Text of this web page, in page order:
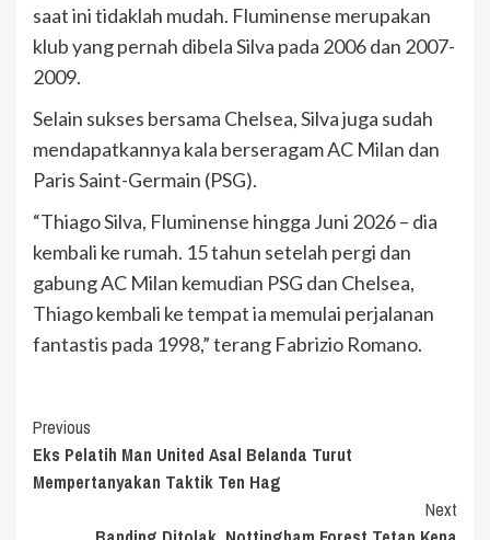
saat ini tidaklah mudah. Fluminense merupakan
klub yang pernah dibela Silva pada 2006 dan 2007-
2009.
Selain sukses bersama Chelsea, Silva juga sudah
mendapatkannya kala berseragam AC Milan dan
Paris Saint-Germain (PSG).
“Thiago Silva, Fluminense hingga Juni 2026 – dia
kembali ke rumah. 15 tahun setelah pergi dan
gabung AC Milan kemudian PSG dan Chelsea,
Thiago kembali ke tempat ia memulai perjalanan
fantastis pada 1998,” terang Fabrizio Romano.
Continue
Reading
Previous
Eks Pelatih Man United Asal Belanda Turut
Mempertanyakan Taktik Ten Hag
Next